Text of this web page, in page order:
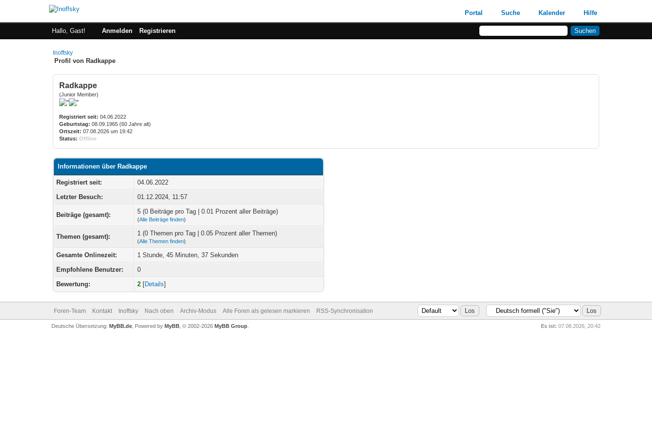
Portal Suche Kalender Hilfe
Hallo, Gast! Anmelden Registrieren
Inoffsky
Profil von Radkappe
Radkappe
(Junior Member)
Registriert seit: 04.06.2022
Geburtstag: 08.09.1965 (60 Jahre alt)
Ortszeit: 07.08.2026 um 19:42
Status: Offline
Informationen über Radkappe
Registriert seit:
04.06.2022
Letzter Besuch:
01.12.2024, 11:57
Beiträge (gesamt): 5 (0 Beiträge pro Tag | 0.01 Prozent aller Beiträge)
(Alle Beiträge finden)
Themen (gesamt): 1 (0 Themen pro Tag | 0.05 Prozent aller Themen)
(Alle Themen finden)
Gesamte Onlinezeit:
1 Stunde, 45 Minuten, 37 Sekunden
Empfohlene Benutzer:
0
Bewertung:
2 [Details]
Foren-Team Kontakt Inoffsky Nach oben Archiv-Modus Alle Foren als gelesen markieren RSS-Synchronisation
Es ist: 07.08.2026, 20:42
Deutsche Übersetzung: MyBB.de, Powered by MyBB, © 2002-2026 MyBB Group.